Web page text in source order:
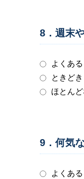
8．週末
よくある
ときどき
ほとん
9．何気
よくある